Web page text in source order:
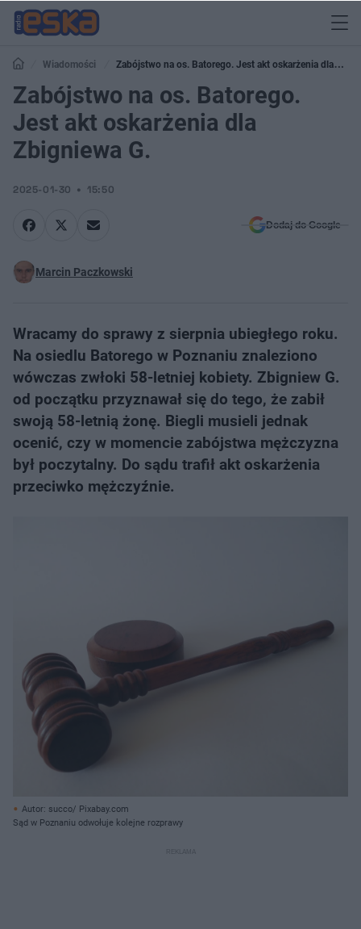
Wiadomości
Zabójstwo na os. Batorego. Jest akt oskarżenia dla
Zbigniewa G.
Zabójstwo na os. Batorego.
Jest akt oskarżenia dla
Zbigniewa G.
2025-01-30 15:50
Dodaj do Google
Marcin Paczkowski
Wracamy do sprawy z sierpnia ubiegłego roku.
Na osiedlu Batorego w Poznaniu znaleziono
wówczas zwłoki 58-letniej kobiety. Zbigniew G.
od początku przyznawał się do tego, że zabił
swoją 58-letnią żonę. Biegli musieli jednak
ocenić, czy w momencie zabójstwa mężczyzna
był poczytalny. Do sądu trafił akt oskarżenia
przeciwko mężczyźnie.
Autor: succo/ Pixabay.com
Sąd w Poznaniu odwołuje kolejne rozprawy